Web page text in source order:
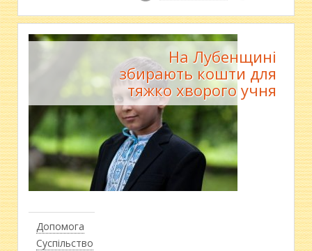
Допомога
Суспільство
На Лубенщині
збирають кошти для
тяжко хворого учня